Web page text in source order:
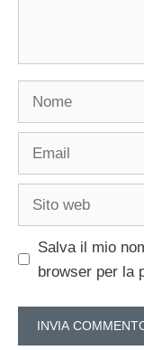
Salva il mio
browser per la